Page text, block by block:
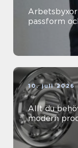
passform
10. juli 2026
Allt du
modern